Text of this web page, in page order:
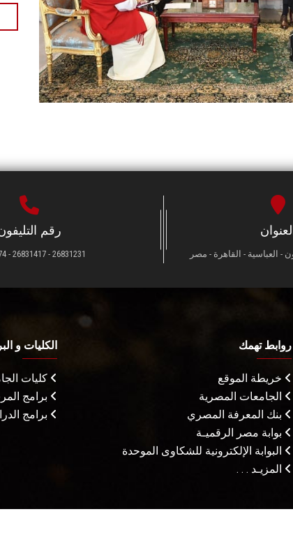
العنوان
- العباسية - القاهرة - مصر
رقم
26831231 - 26831417 - 26831474
روابط تهمك
خريطة الموقع
الجامعات المصرية
بنك المعرفة المصري
بوابة مصر الرقميـة
البوابة الإلكترونية للشكاوى الموحدة
المزيـد . . .
الكليات و
كليات
برامج
برامج